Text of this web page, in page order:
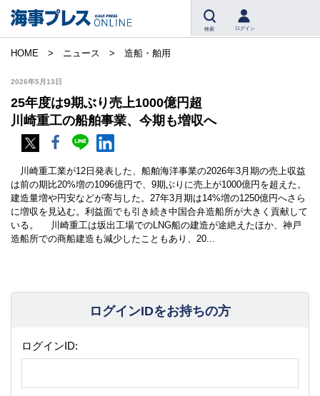
検索 ログイン
HOME ニュース 造船・舶用
2026年5月13日
25年度は9期ぶり売上1000億円超
川崎重工の船舶事業、今期も増収へ
川崎重工業が12日発表した、船舶海洋事業の2026年3月期の売上収益
は前の期比20%増の1096億円で、9期ぶりに売上が1000億円を超えた。
建造量増や円安などが寄与した。27年3月期は14%増の1250億円へさら
に増収を見込む。利益面でも引き続き中国合弁造船所が大きく貢献して
いる。 川崎重工は坂出工場でのLNG船の建造が途絶えたほか、神戸
造船所での商船建造も減少したこともあり、20...
ログインIDをお持ちの方
ログインID: